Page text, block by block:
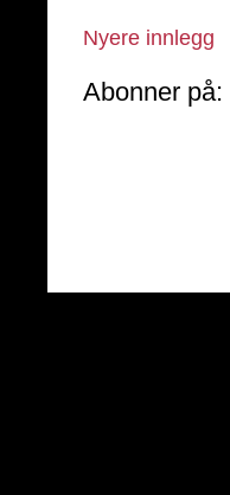
Nyere innlegg
Abonner på: